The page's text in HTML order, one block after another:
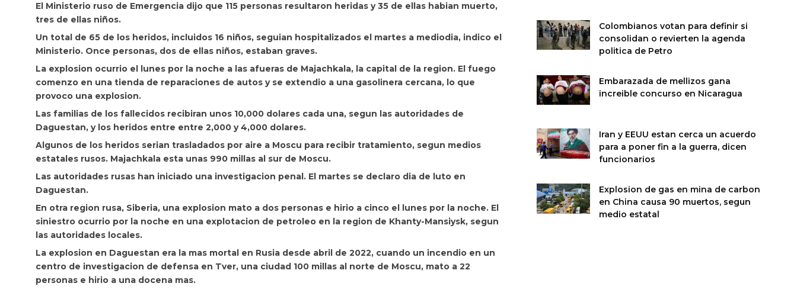
El Ministerio ruso de Emergencia dijo que 115 personas resultaron heridas y 35 de ellas habian muerto,
tres de ellas niños.
Un total de 65 de los heridos, incluidos 16 niños, seguian hospitalizados el martes a mediodia, indico el
Ministerio. Once personas, dos de ellas niños, estaban graves.
La explosion ocurrio el lunes por la noche a las afueras de Majachkala, la capital de la region. El fuego
comenzo en una tienda de reparaciones de autos y se extendio a una gasolinera cercana, lo que
provoco una explosion.
Las familias de los fallecidos recibiran unos 10,000 dolares cada una, segun las autoridades de
Daguestan, y los heridos entre entre 2,000 y 4,000 dolares.
Algunos de los heridos serian trasladados por aire a Moscu para recibir tratamiento, segun medios
estatales rusos. Majachkala esta unas 990 millas al sur de Moscu.
Las autoridades rusas han iniciado una investigacion penal. El martes se declaro dia de luto en
Daguestan.
En otra region rusa, Siberia, una explosion mato a dos personas e hirio a cinco el lunes por la noche. El
siniestro ocurrio por la noche en una explotacion de petroleo en la region de Khanty-Mansiysk, segun
las autoridades locales.
La explosion en Daguestan era la mas mortal en Rusia desde abril de 2022, cuando un incendio en un
centro de investigacion de defensa en Tver, una ciudad 100 millas al norte de Moscu, mato a 22
personas e hirio a una docena mas.
Colombianos votan para definir si
consolidan o revierten la agenda
politica de Petro
Embarazada de mellizos gana
increible concurso en Nicaragua
Iran y EEUU estan cerca un acuerdo
para a poner fin a la guerra, dicen
funcionarios
Explosion de gas en mina de carbon
en China causa 90 muertos, segun
medio estatal